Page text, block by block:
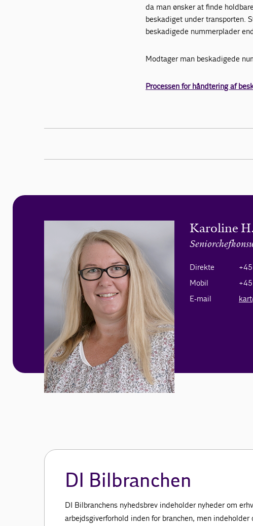
da man ønsker at finde
beskadiget under transporten.
beskadigede nummerplader
Modtager man beskadigede
Processen for håndtering af
Karoline
Direkte
Mobil
E-mail
DI Bilbranchen
DI Bilbranchens nyhedsbrev indeholder nyheder om
arbejdsgiverforhold inden for branchen, men indeholder